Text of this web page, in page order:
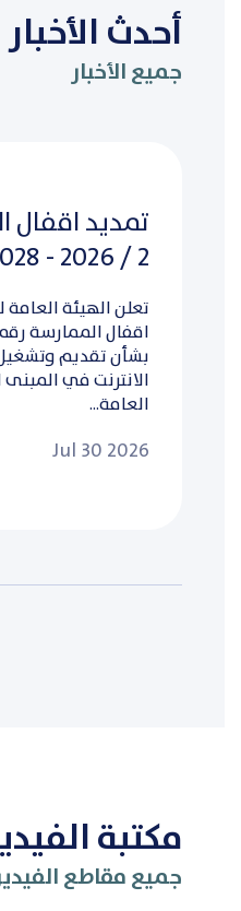
أحدث الأخبار
جميع الأخبار
تمديد اقفال
2 / 2026 - 2028
تعلن الهيئة
بشأن تقديم
الانترنت في
العامة...
Jul 30 2026
مكتبة
جميع مقاطع